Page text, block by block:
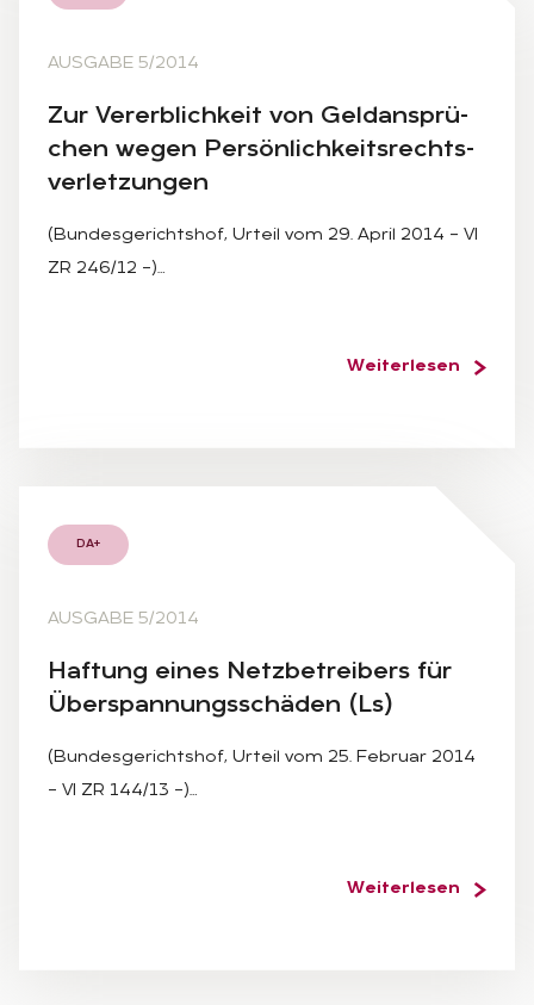
AUSGABE 5/2014
Zur Ver­erb­lich­keit von Geld­an­sprü­
chen we­gen Per­sön­lich­keits­rechts­
ver­let­zun­gen
(Bundesgerichtshof, Urteil vom 29. April 2014 – VI
ZR 246/12 –)…
Weiterlesen
DA+
AUSGABE 5/2014
Haf­tung ei­nes Netz­be­trei­bers für
Über­span­nungs­schä­den (Ls)
(Bundesgerichtshof, Urteil vom 25. Februar 2014
– VI ZR 144/13 –)…
Weiterlesen